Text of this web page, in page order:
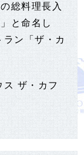
総料理長入
と命名し
ン「ザ・カ
ザ・カフ